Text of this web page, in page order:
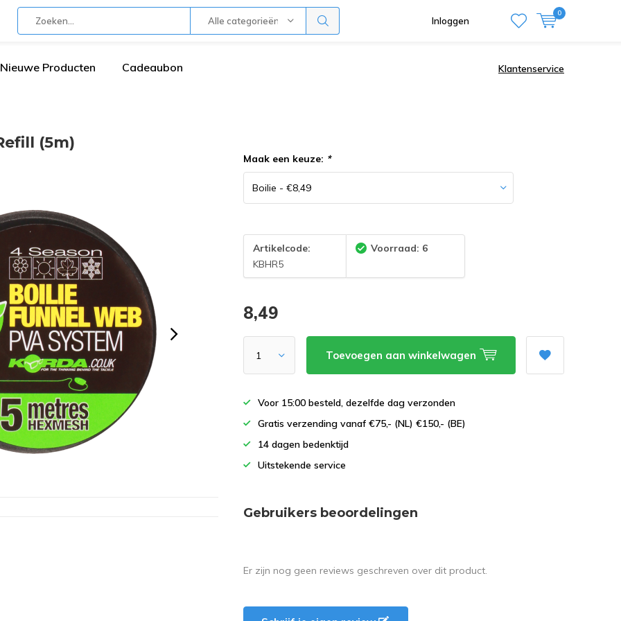
Alle categorieën Inloggen
0
Nieuwe Producten Cadeaubon Klantenservice
(5m)
Maak een keuze: *
Artikelcode:
KBHR5
Voorraad: 6
8,49
Toevoegen aan winkelwagen
Voor 15:00 besteld, dezelfde dag verzonden
Gratis verzending vanaf €75,- (NL) €150,- (BE)
14 dagen bedenktijd
Uitstekende service
Gebruikers beoordelingen
Er zijn nog geen reviews geschreven over dit product.